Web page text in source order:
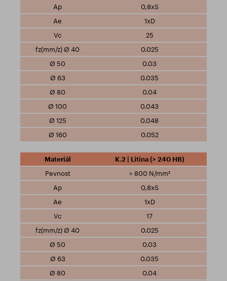
0,8xS
1xD
25
0.025
0.03
0.035
0.04
0.043
0.048
0.052
K.2 | Litina (> 240 HB)
> 800 N/mm²
0,8xS
1xD
17
0.025
0.03
0.035
0.04